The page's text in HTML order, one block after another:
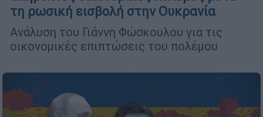
τη ρωσική εισβολή στην Ουκρανία
Ανάλυση του Γιάννη Φώσκουλου για τις
οικονομικές επιπτώσεις του πολέμου